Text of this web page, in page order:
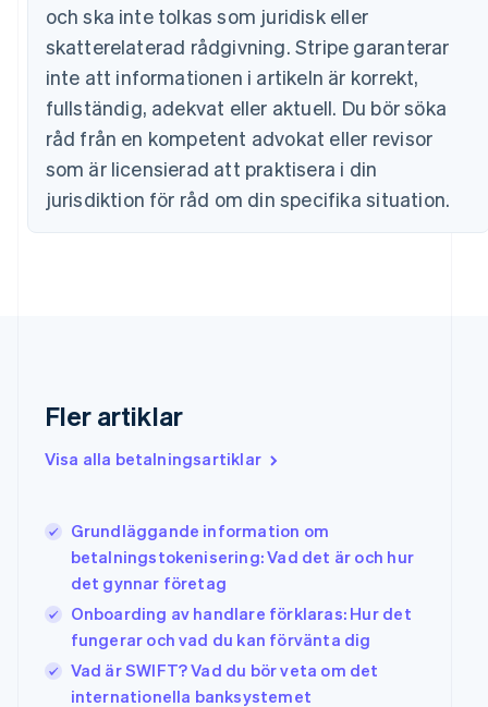
och ska inte tolkas som juridisk eller
skatterelaterad rådgivning. Stripe garanterar
inte att informationen i artikeln är korrekt,
fullständig, adekvat eller aktuell. Du bör söka
råd från en kompetent advokat eller revisor
som är licensierad att praktisera i din
jurisdiktion för råd om din specifika situation.
Fler artiklar
Visa alla betalningsartiklar
Grundläggande information om
betalningstokenisering: Vad det är och hur
det gynnar företag
Onboarding av handlare förklaras: Hur det
fungerar och vad du kan förvänta dig
Vad är SWIFT? Vad du bör veta om det
internationella banksystemet
English
Danmark
English
Estland
English
Fastlandskina
Finland
EnglishSvenska
Hongkong SAR, Kina
English 简体中文
Indien
English
Italien
ItalianoEnglish
Japan
Kanada
English Français
Kroatien
Italiano